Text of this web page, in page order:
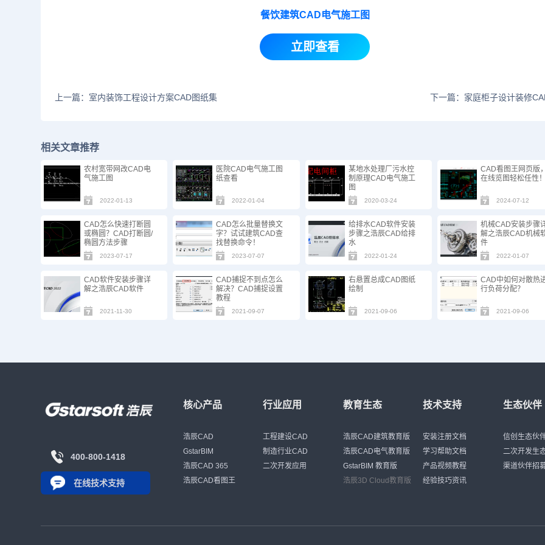
餐饮建筑CAD电气施工图
立即查看
上一篇：室内装饰工程设计方案CAD图纸集 下一篇：家庭柜子设计装修
相关文章推荐
农村​宽带网改CAD电
气施工图
2022-01-13
医院CAD电气施工图
纸查看
2022-01-04
某地水处理厂污水控
制原理CAD电气施工
图
2020-03-24
CAD看图王网页版，
在线览图轻松任性！
2024-07-12
CAD怎么快速打断圆
或椭圆？CAD打断圆/
椭圆方法步骤
2023-07-17
CAD怎么批量替换文
字？试试建筑CAD查
找替换命令！
2023-07-07
给排水CAD软件安装
步骤之浩辰CAD给排
水
2022-01-24
机械CAD安装步骤
解之浩辰CAD机械
件
2022-01-07
CAD软件安装步骤详
解之浩辰CAD软件
2021-11-30
CAD捕捉不到点怎么
解决？CAD捕捉设置
教程
2021-09-07
右悬置总成CAD图纸
绘制
2021-09-06
CAD中如何对散热
行负荷分配？
2021-09-06
400-800-1418
在线技术支持
核心产品
浩辰CAD
GstarBIM
浩辰CAD 365
浩辰CAD看图王
行业应用
工程建设CAD
制造行业CAD
二次开发应用
教育生态
浩辰CAD建筑教育版
浩辰CAD电气教育版
GstarBIM 教育版
浩辰3D Cloud教育版
技术支持
安装注册文档
学习帮助文档
产品视频教程
经验技巧资讯
生态伙伴
信创生态伙
二次开发生
渠道伙伴招